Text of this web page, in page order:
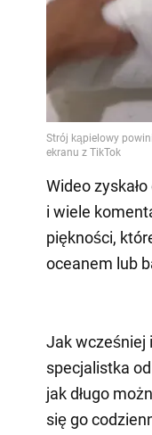
Wideo
i wiele
piękności,
oceanem lub
Jak wcześniej
specjalistka
jak długo
się go